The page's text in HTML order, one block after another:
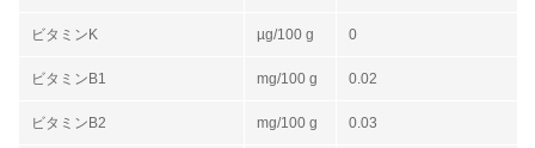
ビタミンK µg/100 g 0
ビタミンB1 mg/100 g 0.02
ビタミンB2 mg/100 g 0.03